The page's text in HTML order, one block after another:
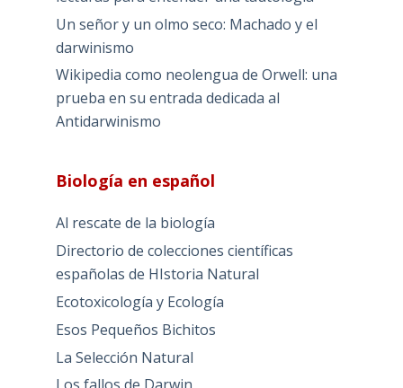
Un señor y un olmo seco: Machado y el
darwinismo
Wikipedia como neolengua de Orwell: una
prueba en su entrada dedicada al
Antidarwinismo
Biología en español
Al rescate de la biología
Directorio de colecciones científicas
españolas de HIstoria Natural
Ecotoxicología y Ecología
Esos Pequeños Bichitos
La Selección Natural